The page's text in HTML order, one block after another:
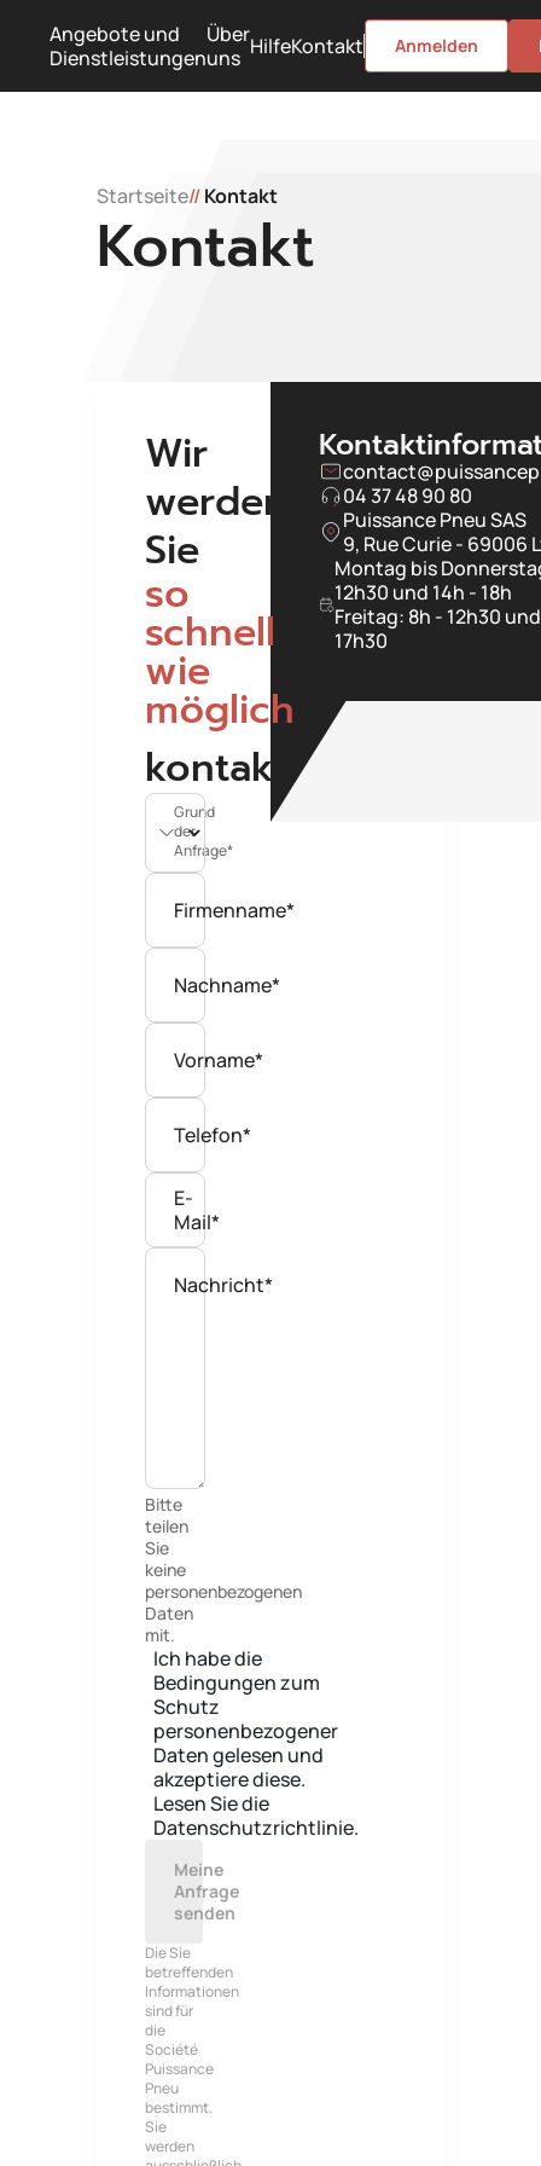
Angebote und
Dienstleistungen
Über
uns HilfeKontakt Anmelden
Startseite//Kontakt
Kontakt
Wir
werden
Sie
so
schnell
wie
möglich
kontaktieren
Grund
der
Anfrage*
Firmenname*
Nachname*
Vorname*
Telefon*
E-
Mail*
Nachricht*
Bitte
teilen
Sie
keine
personenbezogenen
Daten
mit.
Ich habe die
Bedingungen zum
Schutz
personenbezogener
Daten gelesen und
akzeptiere diese.
Lesen Sie die
Datenschutzrichtlinie.
Meine
Anfrage
senden
Die Sie
betreffenden
Informationen
sind für
die
Société
Puissance
Pneu
bestimmt.
Sie
werden
04 37 48 90 80
Puissance Pneu SAS
9, Rue Curie - 69006
Montag bis
12h30 und 14h - 18h
Freitag: 8h - 12h30
17h30